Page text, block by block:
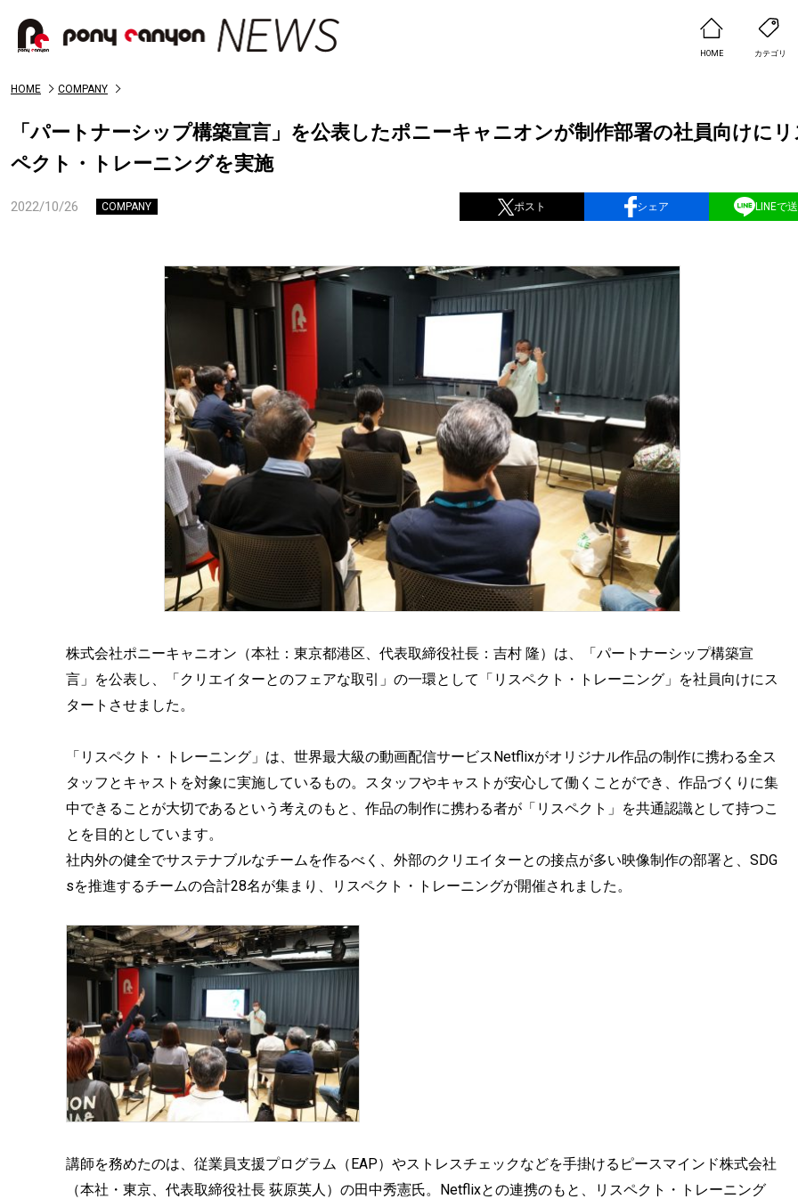
HOME カテゴリ
HOME COMPANY
「パートナーシップ構築宣言」を公表したポニーキャニオンが制作部署の社員向けに
ペクト・トレーニングを実施
2022/10/26 COMPANY ポスト シェア LINEで
株式会社ポニーキャニオン（本社：東京都港区、代表取締役社長：吉村 隆）は、「パートナーシップ構築宣
言」を公表し、「クリエイターとのフェアな取引」の一環として「リスペクト・トレーニング」を社員向けにス
タートさせました。
「リスペクト・トレーニング」は、世界最大級の動画配信サービスNetflixがオリジナル作品の制作に携わる全ス
タッフとキャストを対象に実施しているもの。スタッフやキャストが安心して働くことができ、作品づくりに集
中できることが大切であるという考えのもと、作品の制作に携わる者が「リスペクト」を共通認識として持つこ
とを目的としています。
社内外の健全でサステナブルなチームを作るべく、外部のクリエイターとの接点が多い映像制作の部署と、SDG
sを推進するチームの合計28名が集まり、リスペクト・トレーニングが開催されました。
講師を務めたのは、従業員支援プログラム（EAP）やストレスチェックなどを手掛けるピースマインド株式会社
（本社・東京、代表取締役社長 荻原英人）の田中秀憲氏。Netflixとの連携のもと、リスペクト・トレーニング